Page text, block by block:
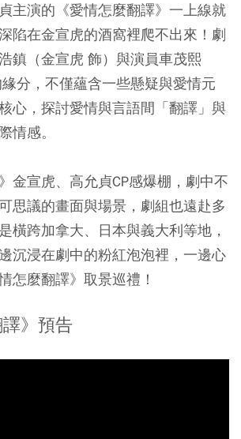
主演的《愛情怎麼翻譯》一上線就
陷在金宣虎的酒窩裡爬不出來！劇
鎮（金宣虎 飾）與演員車茂熙
緣分，不僅蘊含一些懸疑與愛情元
心，探討愛情與言語間「翻譯」與
情感。
金宣虎、高允貞CP感爆棚，劇中不
思議的畫面與場景，劇組也遠赴多
橫跨加拿大、日本與義大利等地，
沉浸在劇中的粉紅泡泡裡，一邊心
怎麼翻譯》取景巡禮！
譯》預告